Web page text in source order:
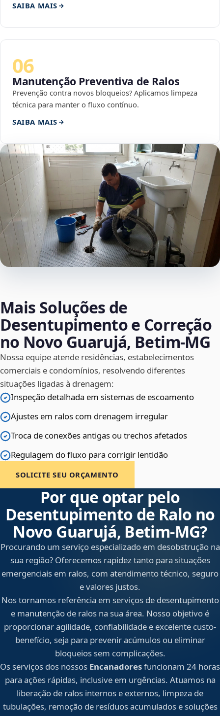
SAIBA MAIS
06
Manutenção Preventiva de Ralos
Prevenção contra novos bloqueios? Aplicamos limpeza
técnica para manter o fluxo contínuo.
SAIBA MAIS
Mais Soluções de
Desentupimento e Correção
no Novo Guarujá, Betim‑MG
Nossa equipe atende residências, estabelecimentos
comerciais e condomínios, resolvendo diferentes
situações ligadas à drenagem:
Inspeção detalhada em sistemas de escoamento
Ajustes em ralos com drenagem irregular
Troca de conexões antigas ou trechos afetados
Regulagem do fluxo para corrigir lentidão
SOLICITE SEU ORÇAMENTO
Por que optar pelo
Desentupimento de Ralo no
Novo Guarujá, Betim‑MG?
Procurando um serviço especializado em desobstrução na
sua região? Oferecemos rapidez tanto para situações
emergenciais em ralos, com atendimento técnico, seguro
e valores justos.
Nos tornamos referência em serviços de desentupimento
e manutenção de ralos na sua área. Nosso objetivo é
proporcionar agilidade, confiabilidade e excelente custo-
benefício, seja para prevenir acúmulos ou eliminar
bloqueios sem complicações.
Os serviços dos nossos Encanadoresfuncionam 24 horas
para ações rápidas, inclusive em urgências. Atuamos na
liberação de ralos internos e externos, limpeza de
tubulações, remoção de resíduos acumulados e soluções